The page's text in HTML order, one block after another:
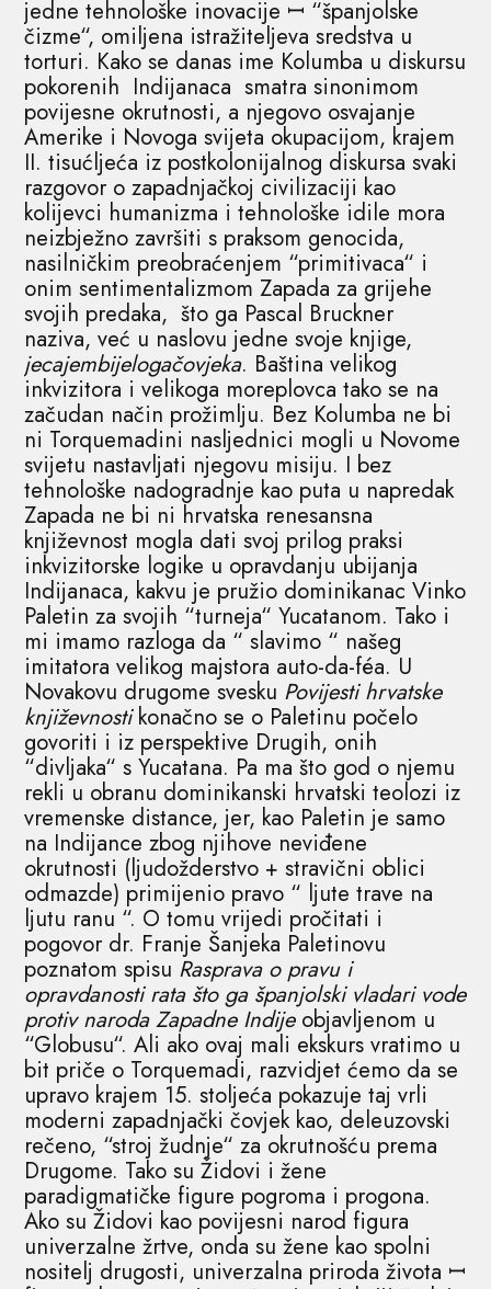
jedne tehnološke inovacije ꟷ “španjolske
čizme“, omiljena istražiteljeva sredstva u
torturi. Kako se danas ime Kolumba u diskursu
pokorenih Indijanaca smatra sinonimom
povijesne okrutnosti, a njegovo osvajanje
Amerike i Novoga svijeta okupacijom, krajem
II. tisućljeća iz postkolonijalnog diskursa svaki
razgovor o zapadnjačkoj civilizaciji kao
kolijevci humanizma i tehnološke idile mora
neizbježno završiti s praksom genocida,
nasilničkim preobraćenjem “primitivaca“ i
onim sentimentalizmom Zapada za grijehe
svojih predaka, što ga Pascal Bruckner
naziva, već u naslovu jedne svoje knjige,
jecajembijelogačovjeka. Baština velikog
inkvizitora i velikoga moreplovca tako se na
začudan način prožimlju. Bez Kolumba ne bi
ni Torquemadini nasljednici mogli u Novome
svijetu nastavljati njegovu misiju. I bez
tehnološke nadogradnje kao puta u napredak
Zapada ne bi ni hrvatska renesansna
književnost mogla dati svoj prilog praksi
inkvizitorske logike u opravdanju ubijanja
Indijanaca, kakvu je pružio dominikanac Vinko
Paletin za svojih “turneja“ Yucatanom. Tako i
mi imamo razloga da “ slavimo “ našeg
imitatora velikog majstora auto-da-féa. U
Novakovu drugome svesku Povijesti hrvatske
književnostikonačno se o Paletinu počelo
govoriti i iz perspektive Drugih, onih
“divljaka“ s Yucatana. Pa ma što god o njemu
rekli u obranu dominikanski hrvatski teolozi iz
vremenske distance, jer, kao Paletin je samo
na Indijance zbog njihove neviđene
okrutnosti (ljudožderstvo + stravični oblici
odmazde) primijenio pravo “ ljute trave na
ljutu ranu “. O tomu vrijedi pročitati i
pogovor dr. Franje Šanjeka Paletinovu
poznatom spisu Rasprava o pravu i
opravdanosti rata što ga španjolski vladari vode
protiv naroda Zapadne Indijeobjavljenom u
“Globusu“. Ali ako ovaj mali ekskurs vratimo u
bit priče o Torquemadi, razvidjet ćemo da se
upravo krajem 15. stoljeća pokazuje taj vrli
moderni zapadnjački čovjek kao, deleuzovski
rečeno, “stroj žudnje“ za okrutnošću prema
Drugome. Tako su Židovi i žene
paradigmatičke figure pogroma i progona.
Ako su Židovi kao povijesni narod figura
univerzalne žrtve, onda su žene kao spolni
nositelj drugosti, univerzalna priroda života ꟷ